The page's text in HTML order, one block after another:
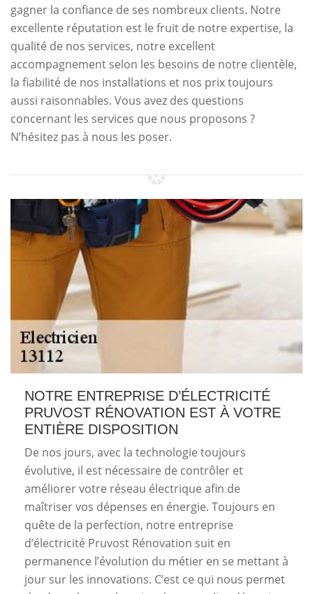
gagner la confiance de ses nombreux clients. Notre
excellente réputation est le fruit de notre expertise, la
qualité de nos services, notre excellent
accompagnement selon les besoins de notre clientèle,
la fiabilité de nos installations et nos prix toujours
aussi raisonnables. Vous avez des questions
concernant les services que nous proposons ?
N’hésitez pas à nous les poser.
NOTRE ENTREPRISE D’ÉLECTRICITÉ
PRUVOST RÉNOVATION EST À VOTRE
ENTIÈRE DISPOSITION
De nos jours, avec la technologie toujours
évolutive, il est nécessaire de contrôler et
améliorer votre réseau électrique afin de
maîtriser vos dépenses en énergie. Toujours en
quête de la perfection, notre entreprise
d’électricité Pruvost Rénovation suit en
permanence l’évolution du métier en se mettant à
jour sur les innovations. C’est ce qui nous permet